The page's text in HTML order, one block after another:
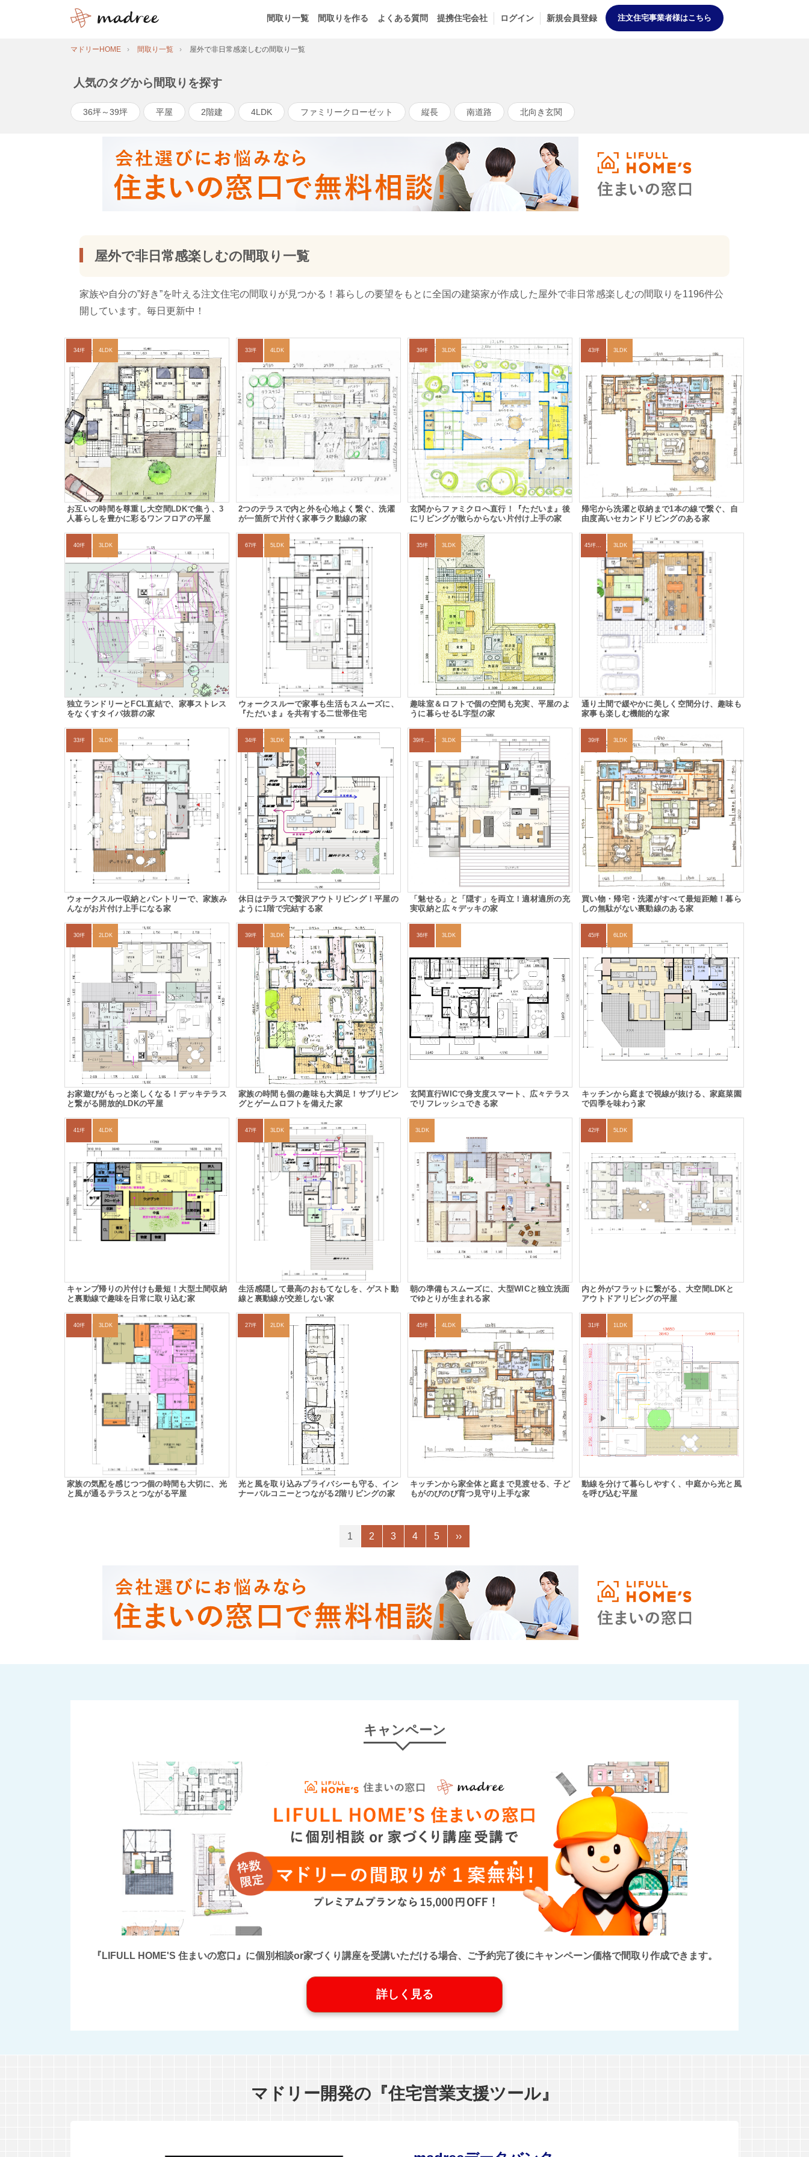
間取り一覧 間取りを作る よくある質問 提携住宅会社 ログイン 新規会員登録 注文住宅事業者様はこちら
マドリーHOME 間取り一覧 屋外で非日常感楽しむの間取り一覧
人気のタグから間取りを探す
36坪～39坪 平屋 2階建 4LDK ファミリークローゼット 縦長 南道路 北向き玄関
屋外で非日常感楽しむの間取り一覧
家族や自分の”好き”を叶える注文住宅の間取りが見つかる！暮らしの要望をもとに全国の建築家が作成した屋外で非日常感楽しむの間取りを1196件公
開しています。毎日更新中！
34坪 4LDK
お互いの時間を尊重し大空間LDKで集う、3
人暮らしを豊かに彩るワンフロアの平屋
33坪 4LDK
2つのテラスで内と外を心地よく繋ぐ、洗濯
が一箇所で片付く家事ラク動線の家
39坪 3LDK
玄関からファミクロへ直行！『ただいま』後
にリビングが散らからない片付け上手の家
43坪 3LDK
帰宅から洗濯と収納まで1本の線で繋ぐ、自
由度高いセカンドリビングのある家
40坪 3LDK
独立ランドリーとFCL直結で、家事ストレス
をなくすタイパ抜群の家
67坪 5LDK
ウォークスルーで家事も生活もスムーズに、
『ただいま』を共有する二世帯住宅
35坪 3LDK
趣味室＆ロフトで個の空間も充実、平屋のよ
うに暮らせるL字型の家
45坪～49坪 3LDK
通り土間で緩やかに美しく空間分け、趣味も
家事も楽しむ機能的な家
33坪 3LDK
ウォークスルー収納とパントリーで、家族み
んながお片付け上手になる家
34坪 3LDK
休日はテラスで贅沢アウトリビング！平屋の
ように1階で完結する家
39坪～42坪 3LDK
「魅せる」と「隠す」を両立！適材適所の充
実収納と広々デッキの家
39坪 3LDK
買い物・帰宅・洗濯がすべて最短距離！暮ら
しの無駄がない裏動線のある家
30坪 2LDK
お家遊びがもっと楽しくなる！デッキテラス
と繋がる開放的LDKの平屋
39坪 3LDK
家族の時間も個の趣味も大満足！サブリビン
グとゲームロフトを備えた家
36坪 3LDK
玄関直行WICで身支度スマート、広々テラス
でリフレッシュできる家
45坪 6LDK
キッチンから庭まで視線が抜ける、家庭菜園
で四季を味わう家
41坪 4LDK
キャンプ帰りの片付けも最短！大型土間収納
と裏動線で趣味を日常に取り込む家
47坪 3LDK
生活感隠して最高のおもてなしを、ゲスト動
線と裏動線が交差しない家
3LDK
朝の準備もスムーズに、大型WICと独立洗面
でゆとりが生まれる家
42坪 5LDK
内と外がフラットに繋がる、大空間LDKと
アウトドアリビングの平屋
40坪 3LDK
家族の気配を感じつつ個の時間も大切に、光
と風が通るテラスとつながる平屋
27坪 2LDK
光と風を取り込みプライバシーも守る、イン
ナーバルコニーとつながる2階リビングの家
45坪 4LDK
キッチンから家全体と庭まで見渡せる、子ど
もがのびのび育つ見守り上手な家
31坪 1LDK
動線を分けて暮らしやすく、中庭から光と風
を呼び込む平屋
1 2 3 4 5 ››
キャンペーン
『LIFULL HOME'S 住まいの窓口』に個別相談or家づくり講座を受講いただける場合、ご予約完了後にキャンペーン価格で間取り作成できます。
詳しく見る
マドリー開発の『住宅営業支援ツール』